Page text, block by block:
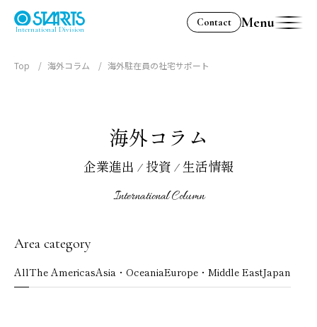
International Division
Contact Menu
Top 海外コラム 海外駐在員の社宅サポート
海外コラム
企業進出 / 投資 / 生活情報
International Column
Area category
AllThe AmericasAsia・OceaniaEurope・Middle EastJapan